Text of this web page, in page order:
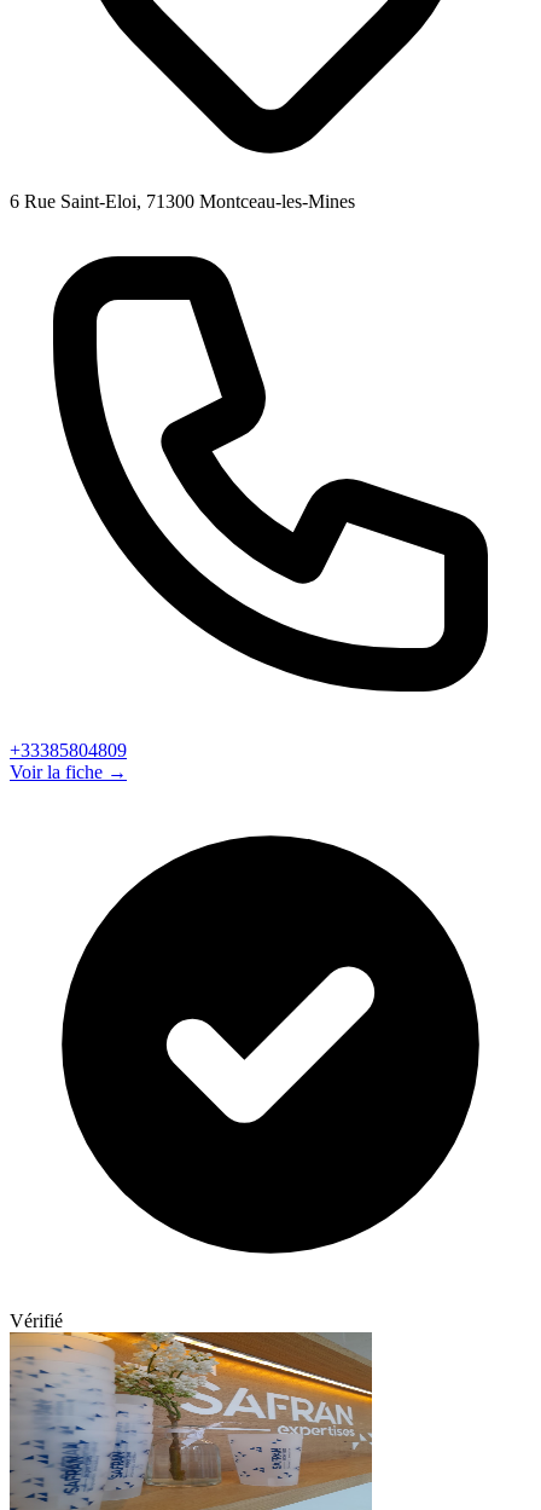
6 Rue Saint-Eloi, 71300 Montceau-les-Mines
+33385804809
Voir la fiche →
Vérifié